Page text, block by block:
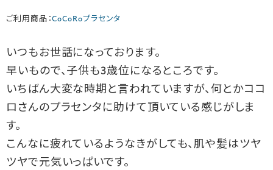
ご利用商品：CoCoRoプラセンタ
いつもお世話になっております。
早いもので、子供も3歳位になるところです。
いちばん大変な時期と言われていますが、何とかココ
ロさんのプラセンタに助けて頂いている感じがしま
す。
こんなに疲れているようなきがしても、肌や髪はツヤ
ツヤで元気いっぱいです。